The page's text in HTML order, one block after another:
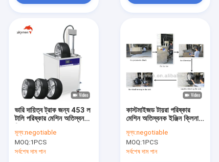
ভারি দায়িত্ব ট্রাক জন্য 453 ল
টালি পরিষ্কার মেশিন অতিস্বনক
মূল্য:negotiable
MOQ:1PCS
সর্বশেষ দাম পান
কাস্টমাইজড টায়রা পরিষ্কার
মেশিন অতিস্বনক ইঞ্জিন ক্লিনার
মূল্য:negotiable
MOQ:1PCS
সর্বশেষ দাম পান